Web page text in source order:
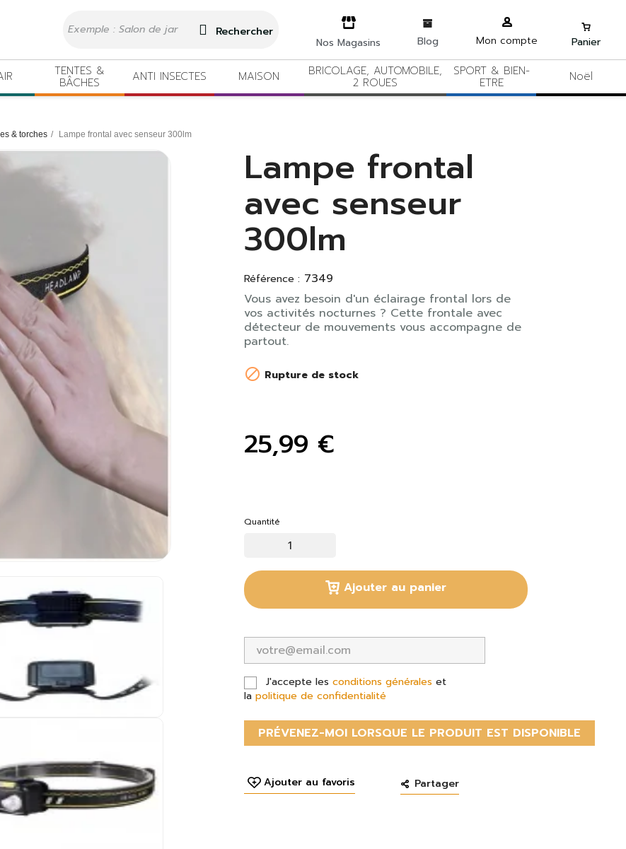
Rechercher
Nos Magasins Blog Mon compte Panier
TENTES &
BÂCHES ANTI INSECTES MAISON BRICOLAGE, AUTOMOBILE,
2 ROUES
SPORT & BIEN-
ETRE Noël
& torches Lampe frontal avec senseur 300lm
Lampe frontal
avec senseur
300lm
Référence : 7349
Vous avez besoin d'un éclairage frontal lors de
vos activités nocturnes ? Cette frontale avec
détecteur de mouvements vous accompagne de
partout.
 Rupture de stock
25,99 €
Quantité
Ajouter au panier
J'accepte lesconditions générales et
lapolitique de confidentialité
PRÉVENEZ-MOI LORSQUE LE PRODUIT EST DISPONIBLE
Ajouter au favoris Partager